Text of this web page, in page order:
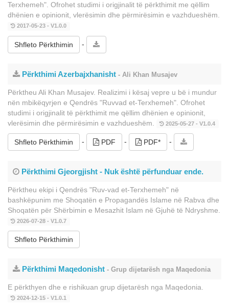
Terxhemeh". Ofrohet studimi i origjinalit të përkthimit me qëllim
dhënien e opinionit, vlerësimin dhe përmirësimin e vazhdueshëm.
2017-05-23 - V1.0.0
Shfleto Përkthimin -
Përkthimi Azerbajxhanisht - Ali Khan Musajev
Përktheu Ali Khan Musajev. Realizimi i kësaj vepre u bë i mundur
nën mbikëqyrjen e Qendrës "Ruvvad et-Terxhemeh". Ofrohet
studimi i origjinalit të përkthimit me qëllim dhënien e opinionit,
vlerësimin dhe përmirësimin e vazhdueshëm.
2025-05-27 - V1.0.4
Shfleto Përkthimin - PDF - PDF* -
Përkthimi Gjeorgjisht - Nuk është përfunduar ende.
Përktheu ekipi i Qendrës "Ruv-vad et-Terxhemeh" në
bashkëpunim me Shoqatën e Propagandës Islame në Rabva dhe
Shoqatën për Shërbimin e Mesazhit Islam në Gjuhë të Ndryshme.
2026-07-28 - V1.0.7
Shfleto Përkthimin
Përkthimi Maqedonisht - Grup dijetarësh nga Maqedonia
E përkthyen dhe e rishikuan grup dijetarësh nga Maqedonia.
2024-12-15 - V1.0.1